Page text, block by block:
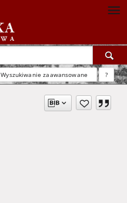
Wyszukiwanie zaawansowane ?